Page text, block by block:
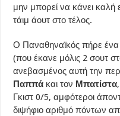
μην μπορεί να κάνει
τάιμ άουτ στο τέλος.
Ο Παναθηναϊκός πήρε
(που έκανε μόλις 2 σουτ
ανεβασμένος αυτή την
Παππά και τον Μπατίστα
Γκιστ 0/5, αμφότεροι
διψήφιο αριθμό πόντων